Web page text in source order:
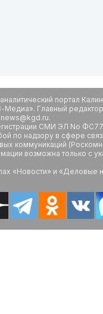
портал
Главный
СМИ ЭЛ No
по надзору в сфере
коммуникаций
возможна только с
«Новости» и «Деловые